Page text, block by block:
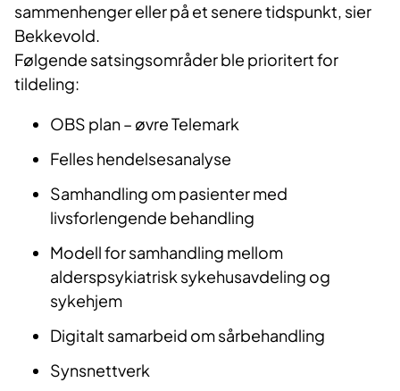
sammenhenger eller på et senere tidspunkt, sier
Bekkevold.
Følgende satsingsområder ble prioritert for
tildeling:
OBS plan – øvre Telemark
Felles hendelsesanalyse
Samhandling om pasienter med
livsforlengende behandling
Modell for samhandling mellom
alderspsykiatrisk sykehusavdeling og
sykehjem
Digitalt samarbeid om sårbehandling
Synsnettverk